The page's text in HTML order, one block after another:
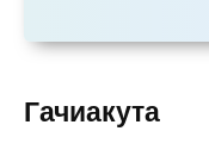
Гачиакута